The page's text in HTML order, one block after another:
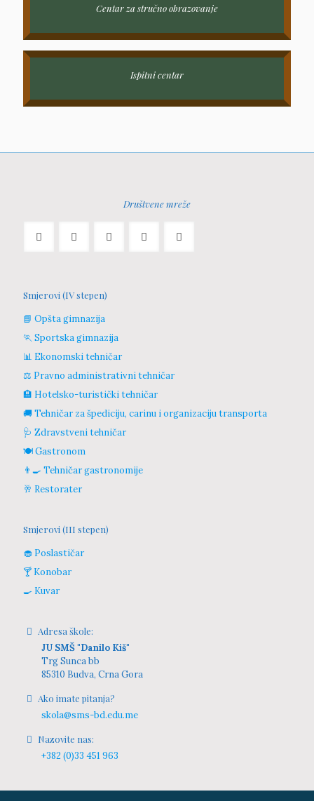
Centar za stručno obrazovanje
Ispitni centar
Društvene mreže
Smjerovi (IV stepen)
📘 Opšta gimnazija
🏃 Sportska gimnazija
📊 Ekonomski tehničar
⚖️ Pravno administrativni tehničar
🏨 Hotelsko-turistički tehničar
🚚 Tehničar za špediciju, carinu i organizaciju transporta
🩺 Zdravstveni tehničar
🍽️ Gastronom
👨‍🍳 Tehničar gastronomije
🥂 Restorater
Smjerovi (III stepen)
🧁 Poslastičar
🍸 Konobar
🍳 Kuvar
Adresa škole:
JU SMŠ "Danilo Kiš"
Trg Sunca bb
85310 Budva, Crna Gora
Ako imate pitanja?
skola@sms-bd.edu.me
Nazovite nas:
+382 (0)33 451 963